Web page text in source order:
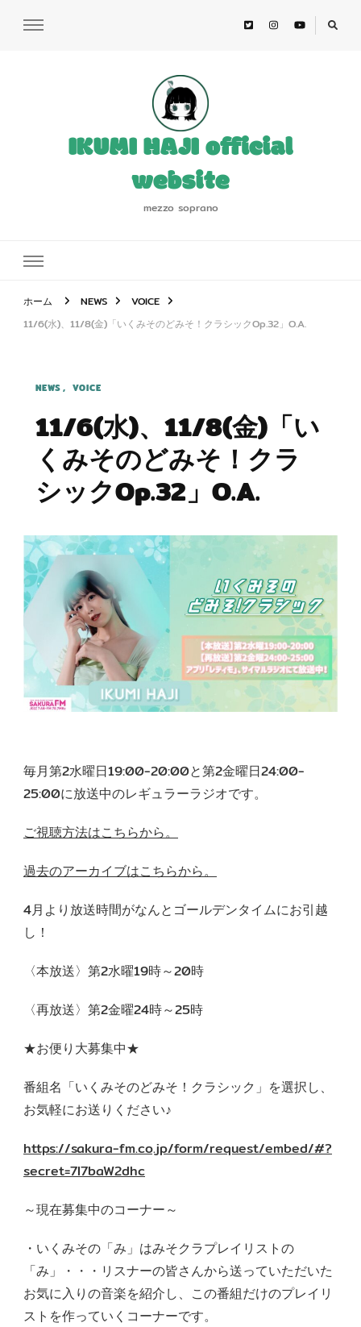
IKUMI HAJI official
website
mezzo soprano
ホーム NEWS
VOICE
11/6(水)、11/8(金)「いくみそのどみそ！クラシックOp.32」O.A.
NEWS VOICE
11/6(水)、11/8(金)「い
くみそのどみそ！クラ
シックOp.32」O.A.
毎月第2水曜日19:00-20:00と第2金曜日24:00-
25:00に放送中のレギュラーラジオです。
ご視聴方法はこちらから。
過去のアーカイブはこちらから。
4月より放送時間がなんとゴールデンタイムにお引越
し！
〈本放送〉第2水曜19時～20時
〈再放送〉第2金曜24時～25時
★お便り大募集中★
番組名「いくみそのどみそ！クラシック」を選択し、
お気軽にお送りください♪
https://sakura-fm.co.jp/form/request/embed/#?
secret=7I7baW2dhc
～現在募集中のコーナー～
・いくみその「み」はみそクラプレイリストの
「み」・・・リスナーの皆さんから送っていただいた
お気に入りの音楽を紹介し、この番組だけのプレイリ
ストを作っていくコーナーです。